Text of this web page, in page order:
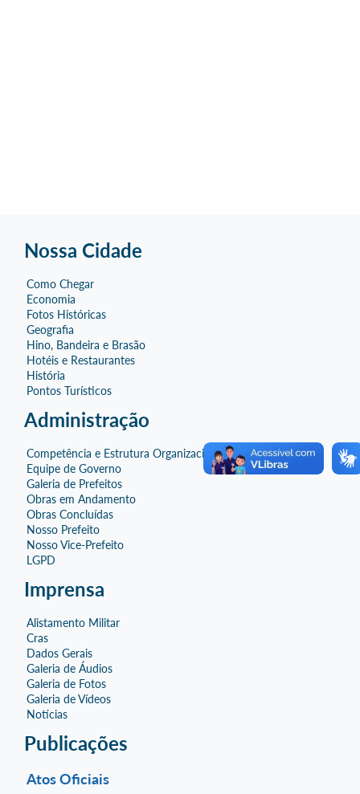
Nossa Cidade
Como Chegar
Economia
Fotos Históricas
Geografia
Hino, Bandeira e Brasão
Hotéis e Restaurantes
História
Pontos Turísticos
Administração
Competência e Estrutura Organizacional
Equipe de Governo
Galeria de Prefeitos
Obras em Andamento
Obras Concluídas
Nosso Prefeito
Nosso Vice-Prefeito
LGPD
Imprensa
Alistamento Militar
Cras
Dados Gerais
Galeria de Áudios
Galeria de Fotos
Galeria de Vídeos
Notícias
Publicações
Atos Oficiais